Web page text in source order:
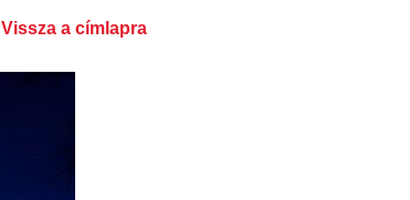
Vissza a címlapra